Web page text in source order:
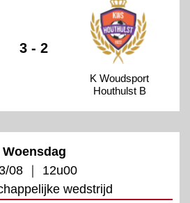
3 - 2
K Woudsport
Houthulst B
Woensdag
08 ｜ 12u00
wedstrijd